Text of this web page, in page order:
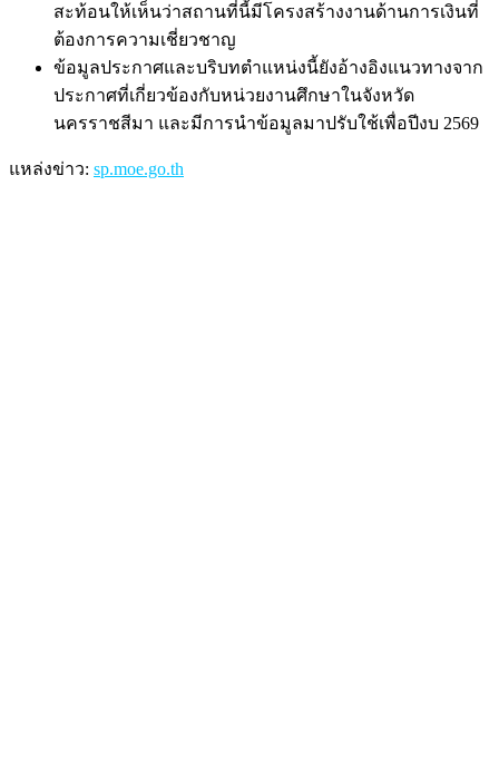
สะท้อนให้เห็นว่าสถานที่นี้มีโครงสร้างงานด้านการเงินที่
ต้องการความเชี่ยวชาญ
ข้อมูลประกาศและบริบทตำแหน่งนี้ยังอ้างอิงแนวทางจาก
ประกาศที่เกี่ยวข้องกับหน่วยงานศึกษาในจังหวัด
นครราชสีมา และมีการนำข้อมูลมาปรับใช้เพื่อปีงบ 2569
แหล่งข่าว: sp.moe.go.th